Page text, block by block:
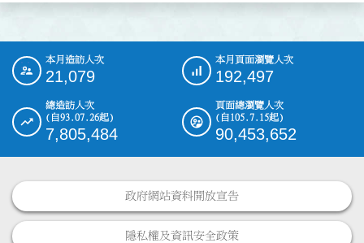
::: 本月造訪人次
21,079
本月頁面瀏覽人次
192,497
總造訪人次
(自93.07.26起)
7,805,484
頁面總瀏覽人次
(自105.7.15起)
90,453,652
政府網站資料開放宣告
隱私權及資訊安全政策